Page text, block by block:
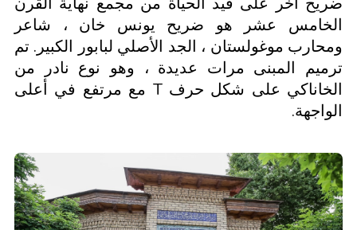
الخامس عشر هو ضريح يونس خان ، شاعر
ومحارب موغولستان ، الجد الأصلي لبابور الكبير. تم
ترميم المبنى مرات عديدة ، وهو نوع نادر من
الخاناكي على شكل حرف T مع مرتفع في أعلى
الواجهة.